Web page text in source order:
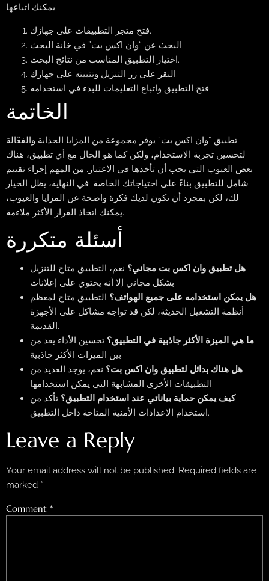
يمكنك اتباعها:
فتح متجر التطبيقات على جهازك.
البحث عن “وان اكس بت” في خانة البحث.
اختيار التطبيق المناسب من نتائج البحث.
النقر على زر التنزيل وتثبيته على جهازك.
فتح التطبيق واتباع التعليمات للبدء في استخدامه.
الخاتمة
تطبيق “وان اكس بت” يوفر مجموعة من المزايا الجذابة والفعّالة
لتحسين تجربة الاستخدام، ولكن كما هو الحال مع أي تطبيق، هناك
بعض العيوب التي يجب أن تأخذها في الاعتبار. من المهم إجراء تقييم
شامل للتطبيق بناءً على احتياجاتك الخاصة. في النهاية، يظل الخيار
لك، لكن بمجرد أن تكون لديك فكرة واضحة عن المزايا والعيوب،
يمكنك اتخاذ القرار الأكثر ملاءمة.
أسئلة متكررة
هل تطبيق وان اكس بت مجاني؟ نعم، التطبيق متاح للتنزيل
بشكل مجاني إلا أنه يحتوي على إعلانات.
هل يمكن استخدامه على جميع الهواتف؟ التطبيق متاح لمعظم
أنظمة التشغيل الحديثة، لكن قد تواجه مشاكل على الأجهزة
القديمة.
ما هي الميزة الأكثر جاذبية في التطبيق؟ تحسين الأداء يعد من
بين الميزات الأكثر جاذبية.
هل هناك بدائل لتطبيق وان اكس بت؟ نعم، يوجد العديد من
التطبيقات الأخرى المشابهة التي يمكن استخدامها.
كيف يمكن حماية بياناتي عند استخدام التطبيق؟ تأكد من
استخدام الإعدادات الأمنية المتاحة داخل التطبيق.
Leave a Reply
Your email address will not be published. Required fields are
marked *
Comment *